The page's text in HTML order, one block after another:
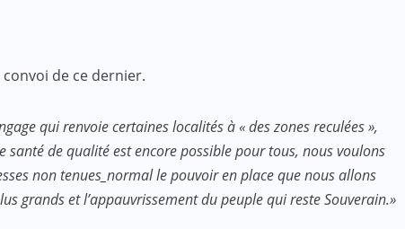
de ce dernier.
qui renvoie certaines localités à « des zones reculées »,
de qualité est encore possible pour tous, nous voulons
non tenues_normal le pouvoir en place que nous allons
grands et l’appauvrissement du peuple qui reste Souverain.»